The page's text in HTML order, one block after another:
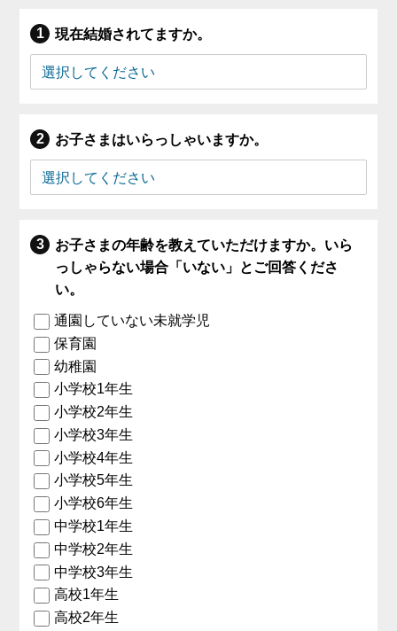
現在結婚されてますか。
お子さまはいらっしゃいますか。
お子さまの年齢を教えていただけますか。いら
っしゃらない場合「いない」とご回答くださ
い。
通園していない未就学児
保育園
幼稚園
小学校1年生
小学校2年生
小学校3年生
小学校4年生
小学校5年生
小学校6年生
中学校1年生
中学校2年生
中学校3年生
高校1年生
高校2年生